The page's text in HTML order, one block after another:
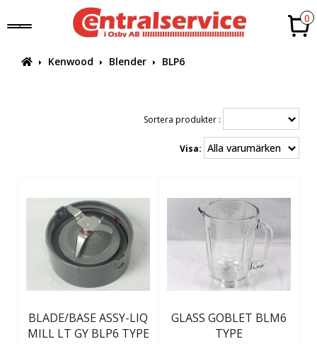
0
Kenwood Blender BLP6
Sortera produkter :
Visa:
BLADE/BASE ASSY-LIQ
MILL LT GY BLP6 TYPE
GLASS GOBLET BLM6
TYPE